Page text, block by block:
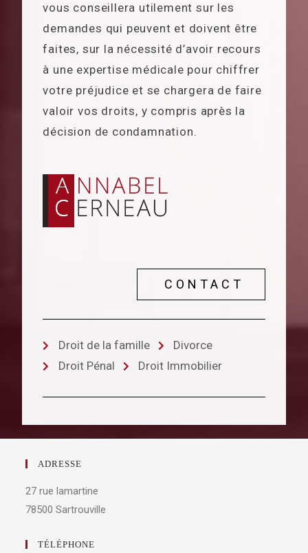
vous conseillera utilement sur les
demandes qui peuvent et doivent être
faites, sur la nécessité d’avoir recours
à une expertise médicale pour chiffrer
votre préjudice et se chargera de faire
valoir vos droits, y compris après la
décision de condamnation.
CONTACT
Droit de la famille
Divorce
Droit Pénal
Droit Immobilier
ADRESSE
27 rue lamartine
78500 Sartrouville
TÉLÉPHONE